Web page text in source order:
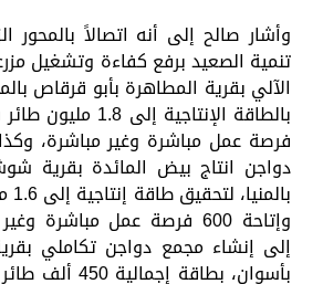
وأشار صالح إلى أنه اتصالاً بالمحور
تنمية الصعيد برفع كفاءة وتشغيل
الآلي بقرية المطاهرة بأبو قرقاص
فرصة عمل مباشرة وغير مباشرة،
دواجن انتاج بيض المائدة بقرية
وإتاحة 600 فرصة عمل مباشرة
إلى إنشاء مجمع دواجن تكاملي